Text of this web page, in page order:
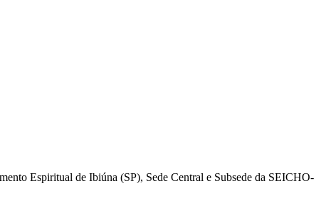
Espiritual de Ibiúna (SP), Sede Central e Subsede da SEICHO-